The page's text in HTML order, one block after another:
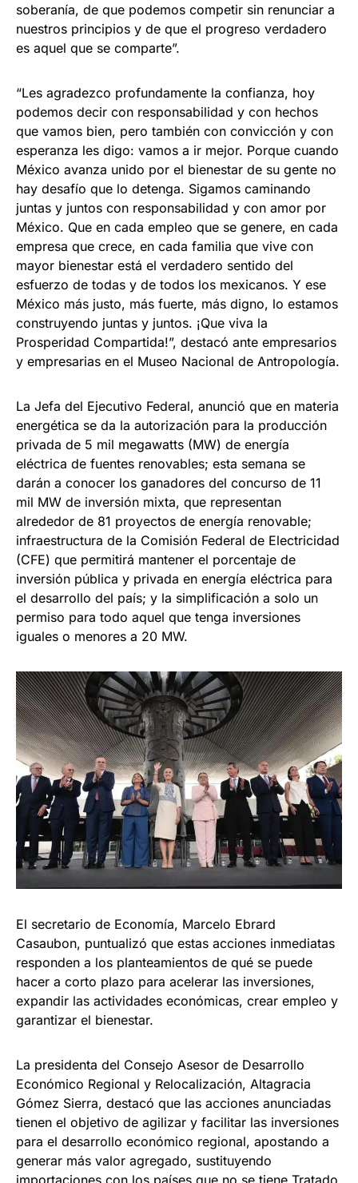
soberanía, de que podemos competir sin renunciar a
nuestros principios y de que el progreso verdadero
es aquel que se comparte”.
“Les agradezco profundamente la confianza, hoy
podemos decir con responsabilidad y con hechos
que vamos bien, pero también con convicción y con
esperanza les digo: vamos a ir mejor. Porque cuando
México avanza unido por el bienestar de su gente no
hay desafío que lo detenga. Sigamos caminando
juntas y juntos con responsabilidad y con amor por
México. Que en cada empleo que se genere, en cada
empresa que crece, en cada familia que vive con
mayor bienestar está el verdadero sentido del
esfuerzo de todas y de todos los mexicanos. Y ese
México más justo, más fuerte, más digno, lo estamos
construyendo juntas y juntos. ¡Que viva la
Prosperidad Compartida!”, destacó ante empresarios
y empresarias en el Museo Nacional de Antropología.
La Jefa del Ejecutivo Federal, anunció que en materia
energética se da la autorización para la producción
privada de 5 mil megawatts (MW) de energía
eléctrica de fuentes renovables; esta semana se
darán a conocer los ganadores del concurso de 11
mil MW de inversión mixta, que representan
alrededor de 81 proyectos de energía renovable;
infraestructura de la Comisión Federal de Electricidad
(CFE) que permitirá mantener el porcentaje de
inversión pública y privada en energía eléctrica para
el desarrollo del país; y la simplificación a solo un
permiso para todo aquel que tenga inversiones
iguales o menores a 20 MW.
El secretario de Economía, Marcelo Ebrard
Casaubon, puntualizó que estas acciones inmediatas
responden a los planteamientos de qué se puede
hacer a corto plazo para acelerar las inversiones,
expandir las actividades económicas, crear empleo y
garantizar el bienestar.
La presidenta del Consejo Asesor de Desarrollo
Económico Regional y Relocalización, Altagracia
Gómez Sierra, destacó que las acciones anunciadas
tienen el objetivo de agilizar y facilitar las inversiones
para el desarrollo económico regional, apostando a
generar más valor agregado, sustituyendo
importaciones con los países que no se tiene Tratado